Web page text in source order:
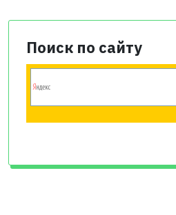
Поиск по сайту